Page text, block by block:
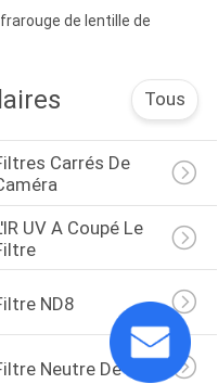
de lentille de
Tous
Carrés De
UV A Coupé Le
ND8
Neutre De Nuit